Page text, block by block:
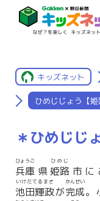
キッズネット
ひめじじょう【姫
＊ひめじじ
兵庫
ひょうご
県姫路
ひめじ
市に
池田輝政
いけだてるまさ
が完成
かんせい
。